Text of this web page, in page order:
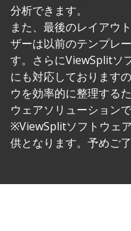
分析できます。
また、最後のレイアウ
ザーは以前のテンプレ
す。さらにViewSplitソ
にも対応しております
ウを効率的に整理する
ウェアソリューションで
※ViewSplitソフトウェ
供となります。予めご了